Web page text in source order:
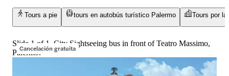
Tours a pie tours en autobús turístico Palermo Tours por la
Cancelación gratuita
Slide 1 of 1, City Sightseeing bus in front of Teatro Massimo,
Palermo.